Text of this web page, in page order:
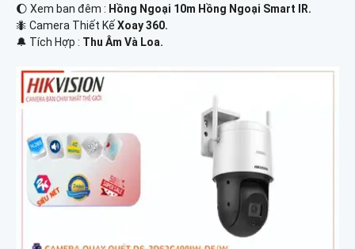
🌔 Xem ban đêm : Hồng Ngoại 10m Hồng Ngoại Smart IR.
🐜 Camera Thiết Kế Xoay 360.
️🔔 Tích Hợp : Thu Âm Và Loa.